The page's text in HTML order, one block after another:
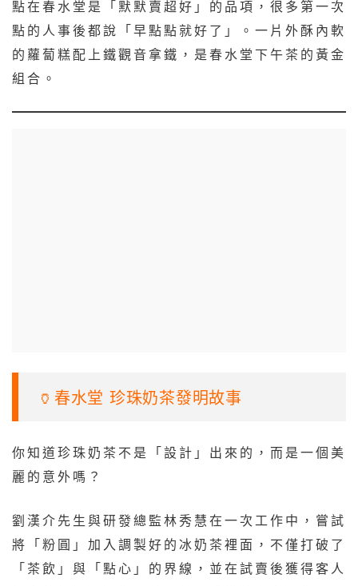
點在春水堂是「默默賣超好」的品項，很多第一次
點的人事後都說「早點點就好了」。一片外酥內軟
的蘿蔔糕配上鐵觀音拿鐵，是春水堂下午茶的黃金
組合。
🏺春水堂 珍珠奶茶發明故事
你知道珍珠奶茶不是「設計」出來的，而是一個美
麗的意外嗎？
劉漢介先生與研發總監林秀慧在一次工作中，嘗試
將「粉圓」加入調製好的冰奶茶裡面，不僅打破了
「茶飲」與「點心」的界線，並在試賣後獲得客人